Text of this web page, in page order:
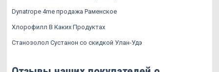
Dynatrope 4me продажа Раменское
Хлорофилл В Каких Продуктах
Станозолол Сустанон со скидкой Улан-Удэ